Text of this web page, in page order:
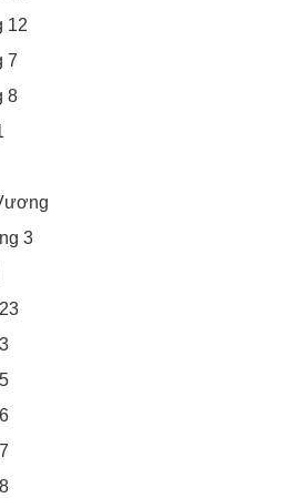
12
7
8
3